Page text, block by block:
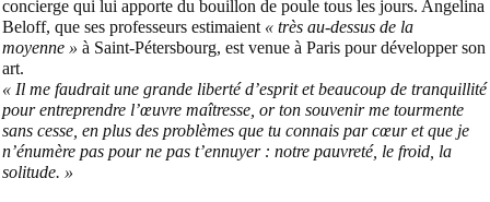
concierge qui lui apporte du bouillon de poule tous les jours. Angelina
Beloff, que ses professeurs estimaient « très au-dessus de la
moyenne » à Saint-Pétersbourg, est venue à Paris pour développer son
art.
« Il me faudrait une grande liberté d’esprit et beaucoup de tranquillité
pour entreprendre l’œuvre maîtresse, or ton souvenir me tourmente
sans cesse, en plus des problèmes que tu connais par cœur et que je
n’énumère pas pour ne pas t’ennuyer : notre pauvreté, le froid, la
solitude. »